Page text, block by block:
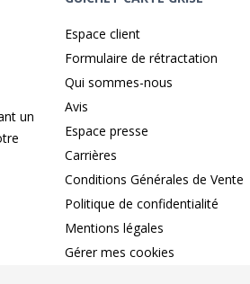
un
Espace client
Formulaire de rétractation
Qui sommes-nous
Avis
Espace presse
Carrières
Conditions Générales de Vente
Politique de confidentialité
Mentions légales
Gérer mes cookies